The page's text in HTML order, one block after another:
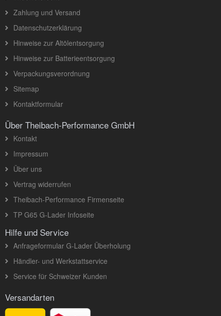
Zahlung und Versand
Datenschutzerklärung
Hinweise zur Altölentsorgung
Hinweise zur Batterieentsorgung
Verpackungsverordnung
Sitemap
Kontaktformular
Über Theibach-Performance GmbH
Kontakt
Impressum
Über uns
Vertrag widerrufen
Theibach-Performance Firmenseite
TP G65 G-Lader Infoseite
Hilfe und Service
Anfrageformular G-Lader Überholung
Händler- und Werkstattservice
Service für Schweizer Kunden
Versandarten